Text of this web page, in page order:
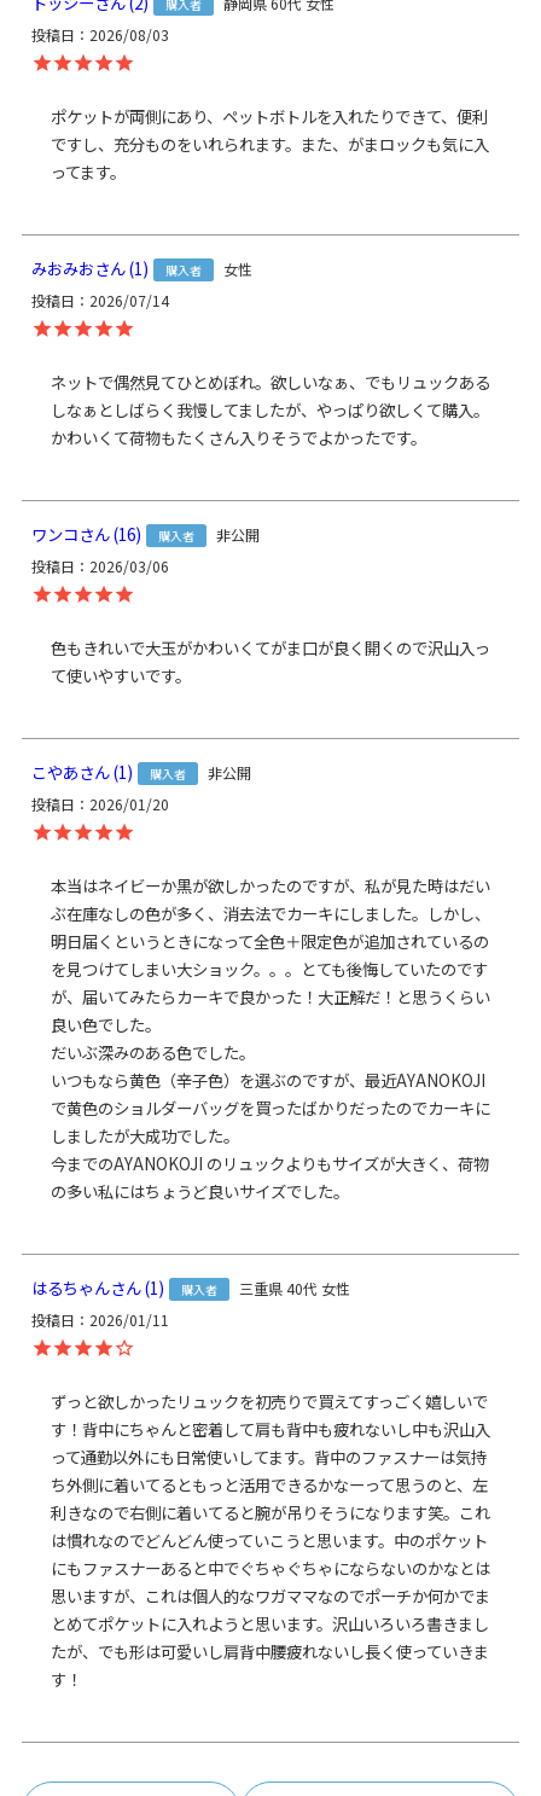
を含みます。※内寸は口金を含みません。
使
用
テ
ム
がまろっく
素
＜袋＞ 表地：ポリエステル100％、裏地：ナイロン100％（※裏地の
色は共通） ／ ＜口金＞ 鉄（アンティークゴールド） ／ ＜がまろっ
鉄（アンティークゴールド）
日本製（京都秀和がま口製作所）
支
払
方
法
クレジットカード決済、Amazon Pay、PayPay、楽天ペイをご選択
の場合、システムの都合上、商品発送前に請求させていただく場合
があります。何卒ご了承ください。
もお受付できます。
ゆうパック：全国一律770円日時指定可能（※10,000円以上
ご購入頂いた場合は送料無料になります。）
ふっくらシルエットの容量大きめA4対応バックパック。
大きなひねりが付いて、見た目のインパクトも大。A4が入るメイン
収納部＆大きな外ポケット3つとバッグの中にも大きな内ポケットが
あり、ザクザク入れられる気軽さがイチオシのリュックです。
背の高い水筒なども入ります。
内側前面の大きくて深さのあるポケットは、長財布やメガネケース
などが入るサイズ感。背面側には浅めのポケットがあり小さな財布
や鍵収納に便利です。
両サイドのオープンポケットはペットボトルがすっぽり入る大き
さ。真ん中の外ポケットはB6サイズが横向きに収納できます。マグ
ネットホックが付いています。
貫通仕様のファスナーがあるので、A5サイズ位ならがま口を開けず
にバッグの中の物を出し入れできます。
付属のがまロックを付ければ、口金が勝手に開きにくく、防犯面も
安心です。
れています。テフロン加工による撥水・防汚機能があり、マットな
生地感でユニセックスに活躍します。帆布に比べて、非常に軽量な
点もコーデュラ（R）ならでは。
購入者
投稿日
2026/08/03
ポケットが両側にあり、ペットボトルを入れたりできて、便利
ですし、充分ものをいれられます。また、がまロックも気に入
ってます。
みおみお 1 購入者
女性
投稿日
2026/07/14
ネットで偶然見てひとめぼれ。欲しいなぁ、でもリュックある
しなぁとしばらく我慢してましたが、やっぱり欲しくて購入。
かわいくて荷物もたくさん入りそうでよかったです。
ワンコ 16 購入者
非公開
投稿日
2026/03/06
色もきれいで大玉がかわいくてがま口が良く開くので沢山入っ
て使いやすいです。
こやあ 1 購入者
非公開
投稿日
2026/01/20
本当はネイビーか黒が欲しかったのですが、私が見た時はだい
ぶ在庫なしの色が多く、消去法でカーキにしました。しかし、
明日届くというときになって全色＋限定色が追加されているの
を見つけてしまい大ショック。。。とても後悔していたのです
が、届いてみたらカーキで良かった！大正解だ！と思うくらい
良い色でした。
だいぶ深みのある色でした。
いつもなら黄色（辛子色）を選ぶのですが、最近AYANOKOJI
で黄色のショルダーバッグを買ったばかりだったのでカーキに
しましたが大成功でした。
今までのAYANOKOJI のリュックよりもサイズが大きく、荷物
の多い私にはちょうど良いサイズでした。
はるちゃん 1 購入者 三重県40代 女性
投稿日
2026/01/11
ずっと欲しかったリュックを初売りで買えてすっごく嬉しいで
す！背中にちゃんと密着して肩も背中も疲れないし中も沢山入
って通勤以外にも日常使いしてます。背中のファスナーは気持
ち外側に着いてるともっと活用できるかなーって思うのと、左
利きなので右側に着いてると腕が吊りそうになります笑。これ
は慣れなのでどんどん使っていこうと思います。中のポケット
にもファスナーあると中でぐちゃぐちゃにならないのかなとは
思いますが、これは個人的なワガママなのでポーチか何かでま
とめてポケットに入れようと思います。沢山いろいろ書きまし
たが、でも形は可愛いし肩背中腰疲れないし長く使っていきま
す！